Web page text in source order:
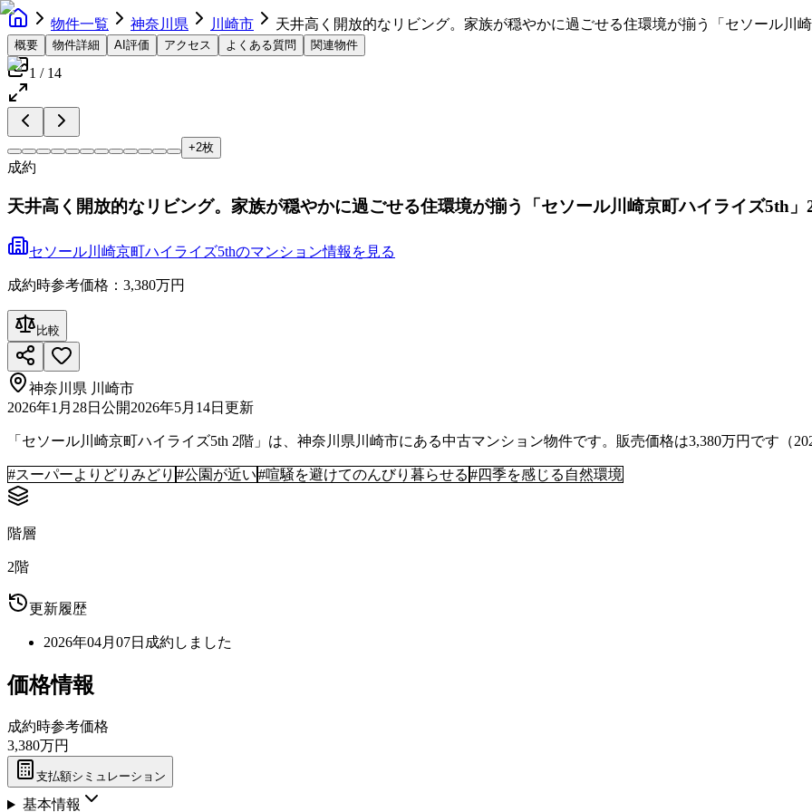
物件一覧 神奈川県 川崎市 天井高く開放的なリビング。家族が穏やかに過ごせる住環境が揃う「セソール川
概要 物件詳細 AI評価 アクセス よくある質問 関連物件
1 / 14
+2枚
成約
天井高く開放的なリビング。家族が穏やかに過ごせる住環境が揃う「セソール川崎京町ハイライズ5th」
セソール川崎京町ハイライズ5thのマンション情報を見る
成約時参考価格：3,380万円
比較
神奈川県 川崎市
2026年1月28日 公開2026年5月14日 更新
「セソール川崎京町ハイライズ5th 2階」は、神奈川県川崎市にある中古マンション物件です。販売価格は3,380万円です（
#スーパーよりどりみどり #公園が近い#喧騒を避けてのんびり暮らせる #四季を感じる自然環境
階層
2階
更新履歴
2026年04月07日 成約しました
価格情報
成約時参考価格
3,380万円
支払額シミュレーション
基本情報